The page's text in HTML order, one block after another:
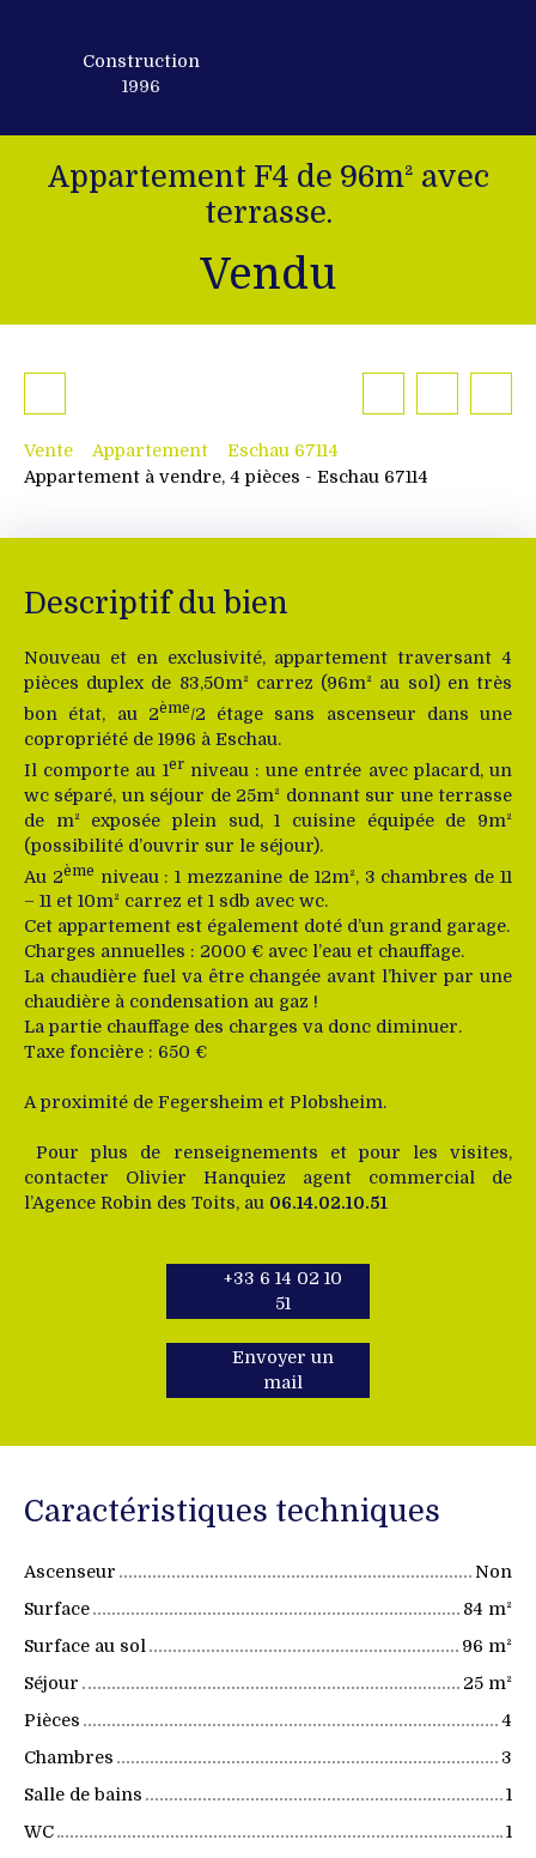
Construction
1996
Appartement F4 de 96m² avec
terrasse.
Vendu
Vente Appartement
Eschau 67114
Appartement à vendre, 4 pièces - Eschau 67114
Descriptif du bien
Nouveau et en exclusivité, appartement traversant 4
pièces duplex de 83,50m² carrez (96m² au sol) en très
bon état, au 2ème/2 étage sans ascenseur dans une
copropriété de 1996 à Eschau.
Il comporte au 1erniveau : une entrée avec placard, un
wc séparé, un séjour de 25m² donnant sur une terrasse
de m² exposée plein sud, 1 cuisine équipée de 9m²
(possibilité d’ouvrir sur le séjour).
Au 2ème niveau : 1 mezzanine de 12m², 3 chambres de 11
– 11 et 10m² carrez et 1 sdb avec wc.
Cet appartement est également doté d’un grand garage.
Charges annuelles : 2000 € avec l’eau et chauffage.
La chaudière fuel va être changée avant l’hiver par une
chaudière à condensation au gaz !
La partie chauffage des charges va donc diminuer.
Taxe foncière : 650 €
A proximité de Fegersheim et Plobsheim.
Pour plus de renseignements et pour les visites,
contacter Olivier Hanquiez agent commercial de
l’Agence Robin des Toits, au 06.14.02.10.51
+33 6 14 02 10
51
Envoyer un
mail
Caractéristiques techniques
Ascenseur
Non
Surface
84 m²
Surface au sol
96 m²
Séjour
25 m²
Pièces
4
Chambres
3
Salle de bains
1
WC
1